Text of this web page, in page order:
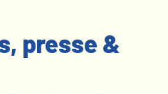
presse &